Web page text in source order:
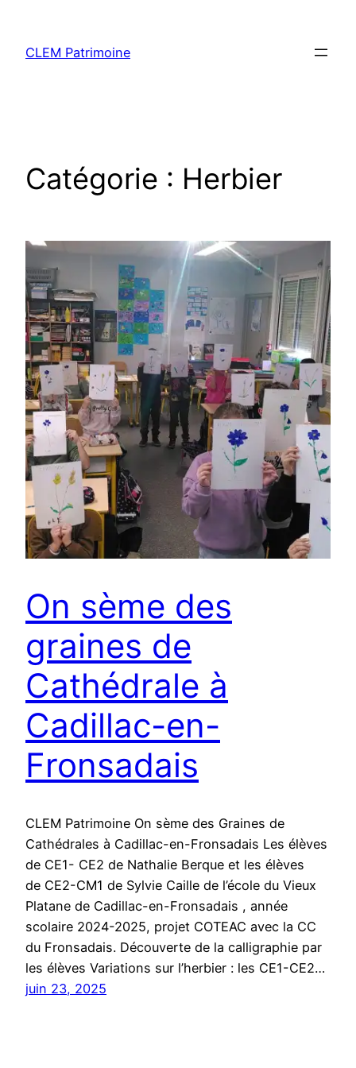
CLEM Patrimoine
Catégorie : Herbier
On sème des
graines de
Cathédrale à
Cadillac-en-
Fronsadais
CLEM Patrimoine On sème des Graines de
Cathédrales à Cadillac-en-Fronsadais Les élèves
de CE1- CE2 de Nathalie Berque et les élèves
de CE2-CM1 de Sylvie Caille de l’école du Vieux
Platane de Cadillac-en-Fronsadais , année
scolaire 2024-2025, projet COTEAC avec la CC
du Fronsadais. Découverte de la calligraphie par
les élèves Variations sur l’herbier : les CE1-CE2…
juin 23, 2025